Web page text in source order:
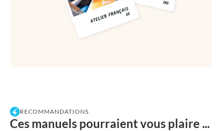
RECOMMANDATIONS
Ces manuels pourraient vous plaire ...